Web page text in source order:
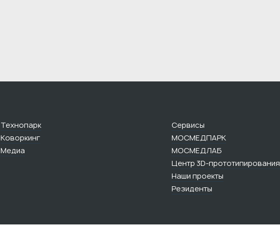
Технопарк
Коворкинг
Медиа
Сервисы
МОСМЕДПАРК
МОСМЕДЛАБ
Центр 3D-прототипирования
Наши проекты
Резиденты